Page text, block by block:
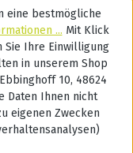
eine bestmögliche
... Mit Klick
Sie Ihre Einwilligung
in unserem Shop
10, 48624
Daten Ihnen nicht
eigenen Zwecken